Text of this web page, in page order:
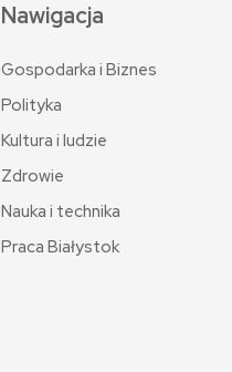
Nawigacja
Gospodarka i Biznes
Polityka
Kultura i ludzie
Zdrowie
Nauka i technika
Praca Białystok